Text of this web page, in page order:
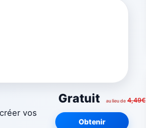
Gratuit au lieu de 4,49€
Obtenir
vos